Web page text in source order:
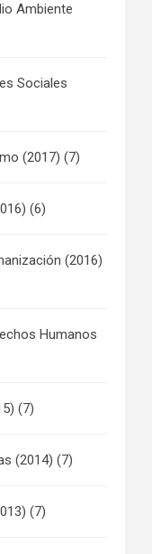
Ambiente
Sociales
(2017) (7)
(6)
(2016)
Humanos
(7)
(2014) (7)
(7)